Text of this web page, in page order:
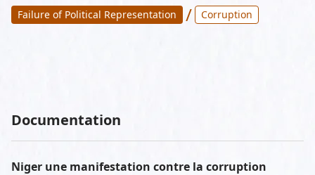
Failure of Political Representation / Corruption
Documentation
Niger une manifestation contre la corruption